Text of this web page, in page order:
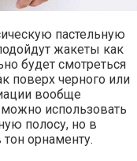
пастельную
жакеты как
будет смотреться
поверх черного или
вообще
использовать
полосу, но в
орнаменту.